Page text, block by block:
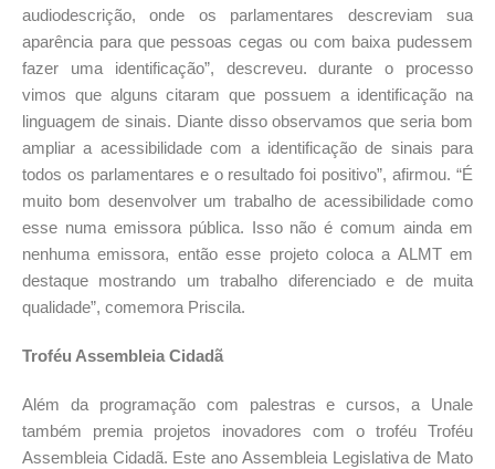
audiodescrição, onde os parlamentares descreviam sua
aparência para que pessoas cegas ou com baixa pudessem
fazer uma identificação”, descreveu. durante o processo
vimos que alguns citaram que possuem a identificação na
linguagem de sinais. Diante disso observamos que seria bom
ampliar a acessibilidade com a identificação de sinais para
todos os parlamentares e o resultado foi positivo”, afirmou. “É
muito bom desenvolver um trabalho de acessibilidade como
esse numa emissora pública. Isso não é comum ainda em
nenhuma emissora, então esse projeto coloca a ALMT em
destaque mostrando um trabalho diferenciado e de muita
qualidade”, comemora Priscila.
Troféu Assembleia Cidadã
Além da programação com palestras e cursos, a Unale
também premia projetos inovadores com o troféu Troféu
Assembleia Cidadã. Este ano Assembleia Legislativa de Mato